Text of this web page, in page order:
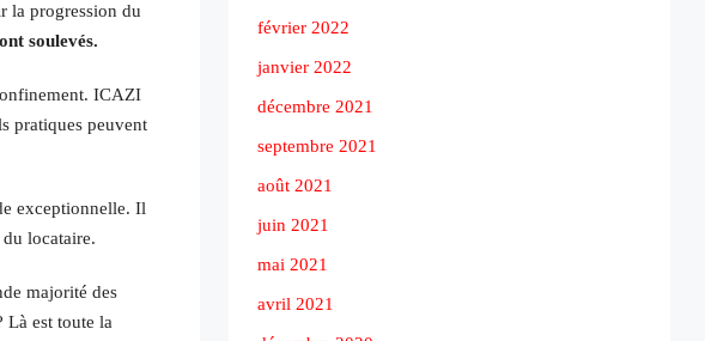
la progression du
soulevés.
ICAZI
pratiques peuvent
exceptionnelle. Il
locataire.
majorité des
Là est toute la
février 2022
janvier 2022
décembre 2021
septembre 2021
août 2021
juin 2021
mai 2021
avril 2021